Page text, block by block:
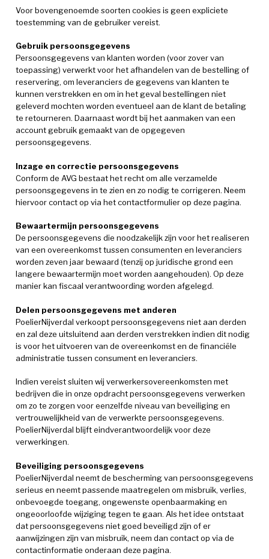
Voor bovengenoemde soorten cookies is geen expliciete
toestemming van de gebruiker vereist.
Gebruik persoonsgegevens
Persoonsgegevens van klanten worden (voor zover van
toepassing) verwerkt voor het afhandelen van de bestelling of
reservering, om leveranciers de gegevens van klanten te
kunnen verstrekken en om in het geval bestellingen niet
geleverd mochten worden eventueel aan de klant de betaling
te retourneren. Daarnaast wordt bij het aanmaken van een
account gebruik gemaakt van de opgegeven
persoonsgegevens.
Inzage en correctie persoonsgegevens
Conform de AVG bestaat het recht om alle verzamelde
persoonsgegevens in te zien en zo nodig te corrigeren. Neem
hiervoor contact op via het contactformulier op deze pagina.
Bewaartermijn persoonsgegevens
De persoonsgegevens die noodzakelijk zijn voor het realiseren
van een overeenkomst tussen consumenten en leveranciers
worden zeven jaar bewaard (tenzij op juridische grond een
langere bewaartermijn moet worden aangehouden). Op deze
manier kan fiscaal verantwoording worden afgelegd.
Delen persoonsgegevens met anderen
PoelierNijverdal verkoopt persoonsgegevens niet aan derden
en zal deze uitsluitend aan derden verstrekken indien dit nodig
is voor het uitvoeren van de overeenkomst en de financiële
administratie tussen consument en leveranciers.
Indien vereist sluiten wij verwerkersovereenkomsten met
bedrijven die in onze opdracht persoonsgegevens verwerken
om zo te zorgen voor eenzelfde niveau van beveiliging en
vertrouwelijkheid van de verwerkte persoonsgegevens.
PoelierNijverdal blijft eindverantwoordelijk voor deze
verwerkingen.
Beveiliging persoonsgegevens
PoelierNijverdal neemt de bescherming van persoonsgegevens
serieus en neemt passende maatregelen om misbruik, verlies,
onbevoegde toegang, ongewenste openbaarmaking en
ongeoorloofde wijziging tegen te gaan. Als het idee ontstaat
dat persoonsgegevens niet goed beveiligd zijn of er
aanwijzingen zijn van misbruik, neem dan contact op via de
contactinformatie onderaan deze pagina.